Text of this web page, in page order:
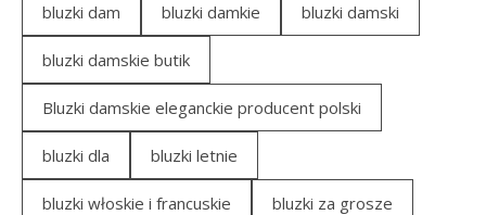
bluzki dam bluzki damkie bluzki damski
bluzki damskie butik
Bluzki damskie eleganckie producent polski
bluzki dla bluzki letnie
bluzki włoskie i francuskie bluzki za grosze